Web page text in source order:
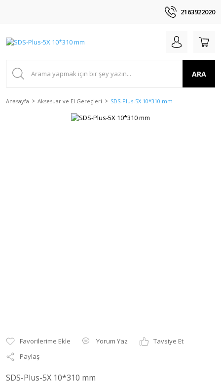
2163922020
ARA
Anasayfa Aksesuar ve El Gereçleri SDS-Plus-5X 10*310 mm
Yorum Yaz
Tavsiye Et
Paylaş
SDS-Plus-5X 10*310 mm